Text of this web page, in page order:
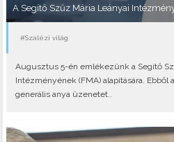
A Segítő Szűz Mária Leányai
#Szalézi világ
Augusztus 5-én emlékezünk a Segítő
Intézményének (FMA) alapítására. Ebből
generális anya üzenetet..